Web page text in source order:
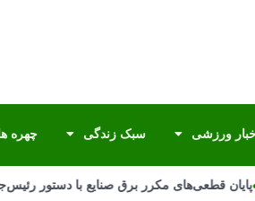
ورزشی سبک زندگی چهره
قطعی‌های مکرر برق صنایع با دستور